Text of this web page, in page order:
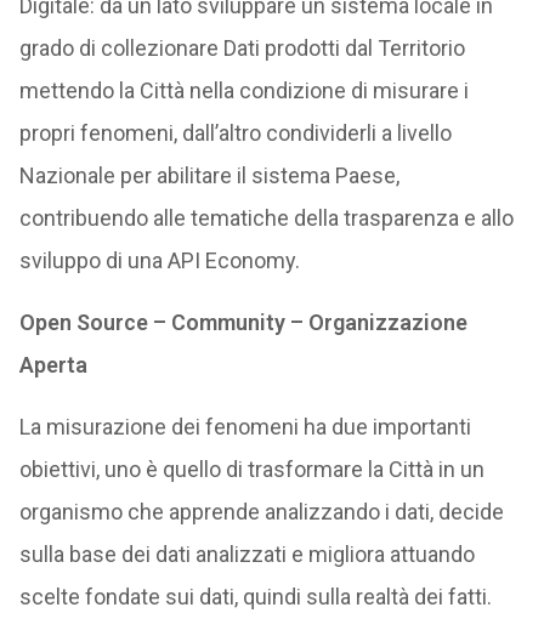
Digitale: da un lato sviluppare un sistema locale in
grado di collezionare Dati prodotti dal Territorio
mettendo la Città nella condizione di misurare i
propri fenomeni, dall’altro condividerli a livello
Nazionale per abilitare il sistema Paese,
contribuendo alle tematiche della trasparenza e allo
sviluppo di una API Economy.
Open Source – Community – Organizzazione
Aperta
La misurazione dei fenomeni ha due importanti
obiettivi, uno è quello di trasformare la Città in un
organismo che apprende analizzando i dati, decide
sulla base dei dati analizzati e migliora attuando
scelte fondate sui dati, quindi sulla realtà dei fatti.